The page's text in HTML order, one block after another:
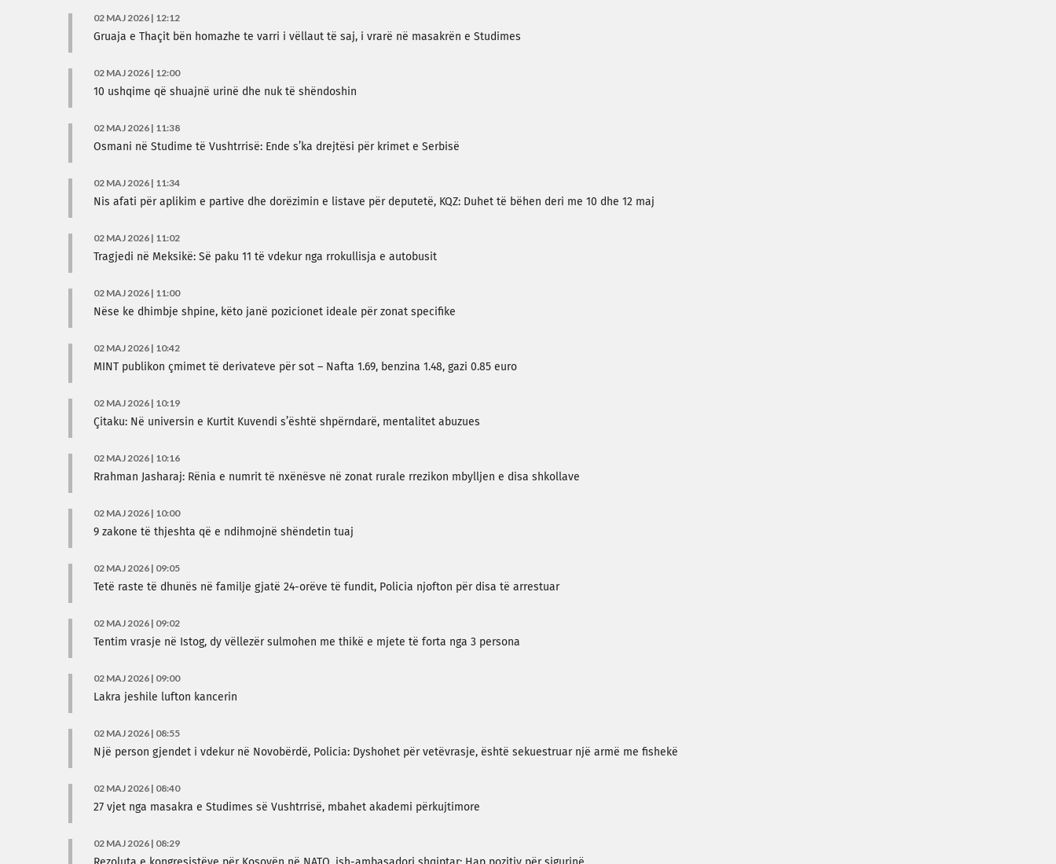
02 MAJ 2026 | 12:12
Gruaja e Thaçit bën homazhe te varri i vëllaut të saj, i vrarë në masakrën e Studimes
02 MAJ 2026 | 12:00
10 ushqime që shuajnë urinë dhe nuk të shëndoshin
02 MAJ 2026 | 11:38
Osmani në Studime të Vushtrrisë: Ende s’ka drejtësi për krimet e Serbisë
02 MAJ 2026 | 11:34
Nis afati për aplikim e partive dhe dorëzimin e listave për deputetë, KQZ: Duhet të bëhen deri me 10 dhe 12 maj
02 MAJ 2026 | 11:02
Tragjedi në Meksikë: Së paku 11 të vdekur nga rrokullisja e autobusit
02 MAJ 2026 | 11:00
Nëse ke dhimbje shpine, këto janë pozicionet ideale për zonat specifike
02 MAJ 2026 | 10:42
MINT publikon çmimet të derivateve për sot – Nafta 1.69, benzina 1.48, gazi 0.85 euro
02 MAJ 2026 | 10:19
Çitaku: Në universin e Kurtit Kuvendi s’është shpërndarë, mentalitet abuzues
02 MAJ 2026 | 10:16
Rrahman Jasharaj: Rënia e numrit të nxënësve në zonat rurale rrezikon mbylljen e disa shkollave
02 MAJ 2026 | 10:00
9 zakone të thjeshta që e ndihmojnë shëndetin tuaj
02 MAJ 2026 | 09:05
Tetë raste të dhunës në familje gjatë 24-orëve të fundit, Policia njofton për disa të arrestuar
02 MAJ 2026 | 09:02
Tentim vrasje në Istog, dy vëllezër sulmohen me thikë e mjete të forta nga 3 persona
02 MAJ 2026 | 09:00
Lakra jeshile lufton kancerin
02 MAJ 2026 | 08:55
Një person gjendet i vdekur në Novobërdë, Policia: Dyshohet për vetëvrasje, është sekuestruar një armë me fishekë
02 MAJ 2026 | 08:40
27 vjet nga masakra e Studimes së Vushtrrisë, mbahet akademi përkujtimore
02 MAJ 2026 | 08:29